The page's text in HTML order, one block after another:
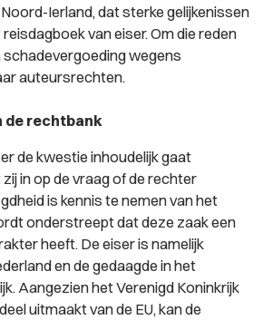
Ierland, dat sterke gelijkenissen
van eiser. Om die reden
wegens
auteursrechten.
de rechtbank
de kwestie inhoudelijk gaat
in op de vraag of de rechter
is kennis te nemen van het
onderstreept dat deze zaak een
heeft. De eiser is namelijk
en de gedaagde in het
Aangezien het Verenigd Koninkrijk
uitmaakt van de EU, kan de